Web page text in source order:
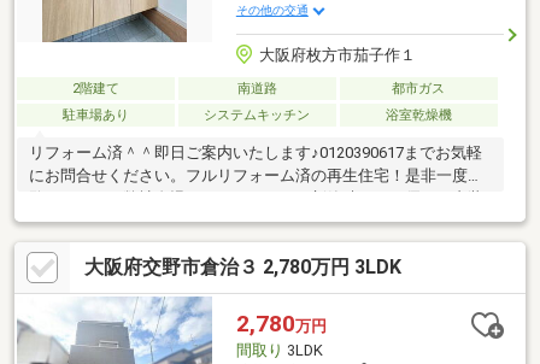
その他の交通
大阪府枚方市茄子作１
2階建て 南道路
都市ガス
駐車場あり
システムキッチン 浴室乾燥機
リフォーム済＾＾即日ご案内いたします♪0120390617までお気軽
にお問合せください。フルリフォーム済の再生住宅！是非一度ご
と、お喜びの声多数頂いております♪◆リフォーム内容2019年1
月 外壁塗装2023年5月 防蟻工事2025年11月フルリフォームシ
ステムキッチンユニットバス 洗面化粧台トイレ建具 交換フロ
ーリング上貼りクロス 張替ダウンライト 設置シーリングライ
ト 設置下駄箱 新調新築のように生まれ変わったきれいなお部
屋です♪お気軽にお問い合わせください(*^^*)
大阪府交野市倉治３ 2,780万円 3LDK
2,780万円
間取り 3LDK